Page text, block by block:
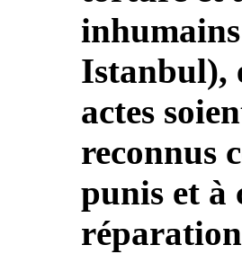
Istanbul),
actes
reconnus
punis et à